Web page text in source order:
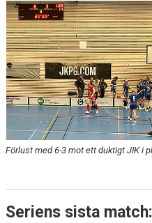
Förlust med 6-3 mot ett duktigt JIK i
Seriens sista